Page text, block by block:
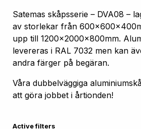
Satemas skåpsserie – DVA08 –
av storlekar från
upp till 1200x2000x800mm.
levereras i RAL 7032 men kan
andra färger på begäran.
Våra dubbelväggiga
att göra jobbet i årtionden!
Active filters